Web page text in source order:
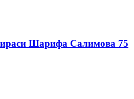
Шарифа Салимова 75